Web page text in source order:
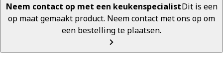
Neem contact op met een keukenspecialistDit is een
op maat gemaakt product. Neem contact met ons op om
een bestelling te plaatsen.